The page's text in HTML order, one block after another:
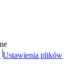
Ustawienia plików